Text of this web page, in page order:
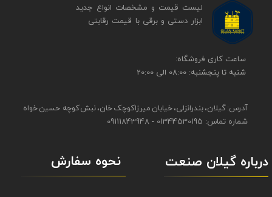
​​ساعت کاری فروشگاه:
شنبه تا پنجشنبه: 08:00 الی 20:00
آدرس: گیلان، بندرانزلی، خیابان میرزاکوچک خان، نبش کوچه حسین خواه
شماره تماس: 01344530195 - 09111843948
لیست قیمت و مشخصات انواع جدید
ابزار دستی و برقی ​​​​​​​با قیمت رقابتی
نحوه سفارش درباره گیلان صنعت